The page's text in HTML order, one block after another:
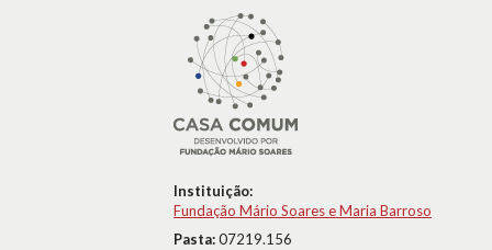
Instituição:
Fundação Mário Soares e Maria Barroso
Pasta:07219.156